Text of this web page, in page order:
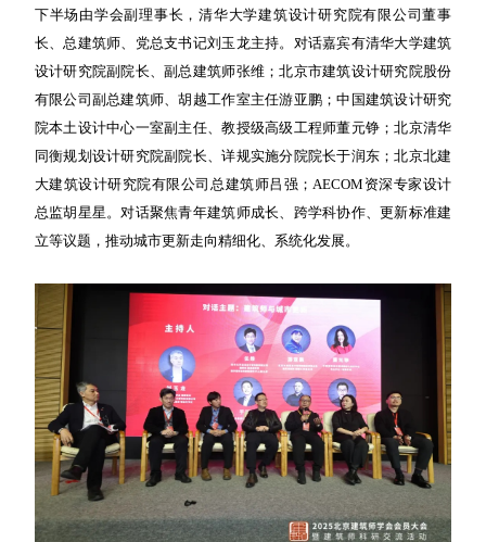
下半场由学会副理事长，清华大学建筑设计研究院有限公司董事
长、总建筑师、党总支书记刘玉龙主持。对话嘉宾有清华大学建筑
设计研究院副院长、副总建筑师张维；北京市建筑设计研究院股份
有限公司副总建筑师、胡越工作室主任游亚鹏；中国建筑设计研究
院本土设计中心一室副主任、教授级高级工程师董元铮；北京清华
同衡规划设计研究院副院长、详规实施分院院长于润东；北京北建
大建筑设计研究院有限公司总建筑师吕强；AECOM资深专家设计
总监胡星星。对话聚焦青年建筑师成长、跨学科协作、更新标准建
立等议题，推动城市更新走向精细化、系统化发展。